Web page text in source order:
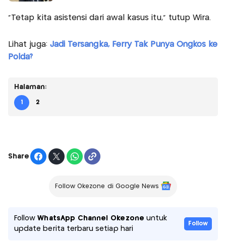
"Tetap kita asistensi dari awal kasus itu," tutup Wira.
Lihat juga: Jadi Tersangka, Ferry Tak Punya Ongkos ke
Polda?
Halaman:
1 2
Share
Follow Okezone di Google News
FollowWhatsApp Channel Okezone untuk
update berita terbaru setiap hari
Follow